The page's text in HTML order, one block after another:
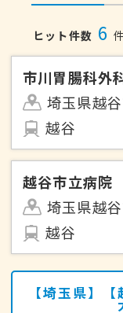
ヒット件数 6 件
市川胃腸科外
埼玉県越
越谷
越谷市立病院
埼玉県越
越谷
【埼玉県】